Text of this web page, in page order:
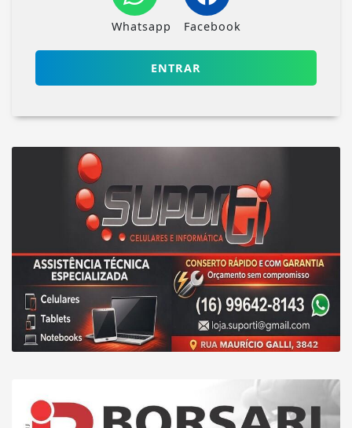
Whatsapp Facebook
ENTRAR